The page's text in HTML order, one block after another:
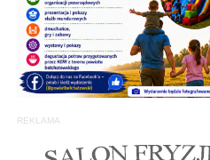
REKLAMA